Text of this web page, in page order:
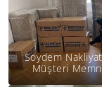
Soydem
Müşteri